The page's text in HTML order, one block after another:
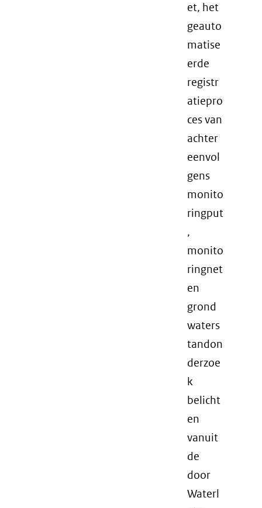
et, het
geauto
matise
erde
registr
atiepro
ces van
achter
eenvol
gens
monito
ringput
,
monito
ringnet
en
grond
waters
tandon
derzoe
k
belicht
en
vanuit
de
door
Waterl